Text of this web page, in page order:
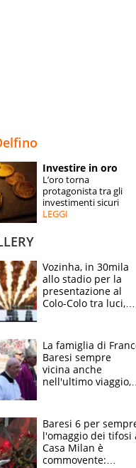
ESPERTI
CONTATTI
Investire in oro
L’oro torna
protagonista tra gli
investimenti sicuri
LEGGI
Vozinha, in 30mila
allo stadio per la
presentazione al
Colo-Colo tra luci,
La famiglia di
Baresi sempre
vicina anche
nell'ultimo viaggio,
circondati
dall'affetto dei
Baresi 6 per
l'omaggio dei tifosi
Casa Milan è
commovente: